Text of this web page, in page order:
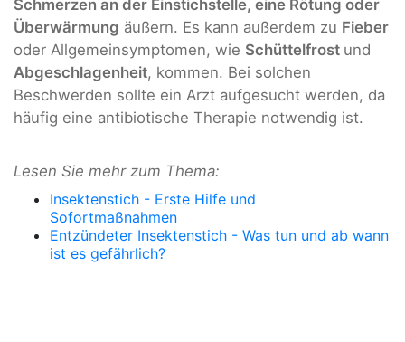
Schmerzen an der Einstichstelle, eine Rötung oder
Überwärmung äußern. Es kann außerdem zu Fieber
oder Allgemeinsymptomen, wie Schüttelfrost und
Abgeschlagenheit, kommen. Bei solchen
Beschwerden sollte ein Arzt aufgesucht werden, da
häufig eine antibiotische Therapie notwendig ist.
Lesen Sie mehr zum Thema:
Insektenstich - Erste Hilfe und
Sofortmaßnahmen
Entzündeter Insektenstich - Was tun und ab wann
ist es gefährlich?